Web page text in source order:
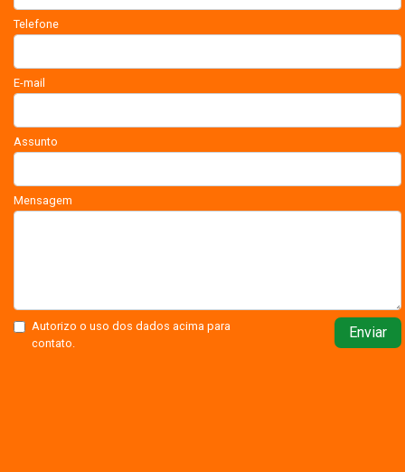
Telefone
E-mail
Assunto
Mensagem
Autorizo o uso dos dados acima para
contato.
Enviar